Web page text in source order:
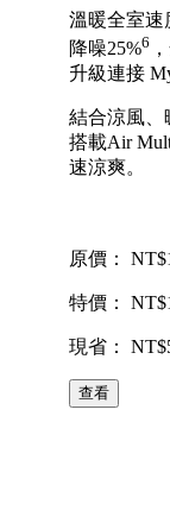
溫暖全室速
降噪25%6
升級連接
結合涼風、
搭載Air
速涼爽。
原價：
特價：
現省：
查看